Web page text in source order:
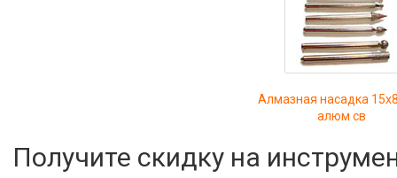
Алмазная насадка
алюм св
Получите скидку на